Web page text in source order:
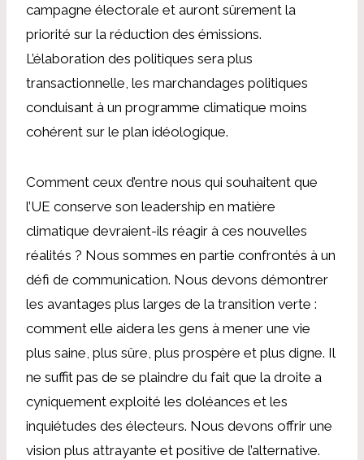
campagne électorale et auront sûrement la
priorité sur la réduction des émissions.
L’élaboration des politiques sera plus
transactionnelle, les marchandages politiques
conduisant à un programme climatique moins
cohérent sur le plan idéologique.
Comment ceux d’entre nous qui souhaitent que
l’UE conserve son leadership en matière
climatique devraient-ils réagir à ces nouvelles
réalités ? Nous sommes en partie confrontés à un
défi de communication. Nous devons démontrer
les avantages plus larges de la transition verte :
comment elle aidera les gens à mener une vie
plus saine, plus sûre, plus prospère et plus digne. Il
ne suffit pas de se plaindre du fait que la droite a
cyniquement exploité les doléances et les
inquiétudes des électeurs. Nous devons offrir une
vision plus attrayante et positive de l’alternative.